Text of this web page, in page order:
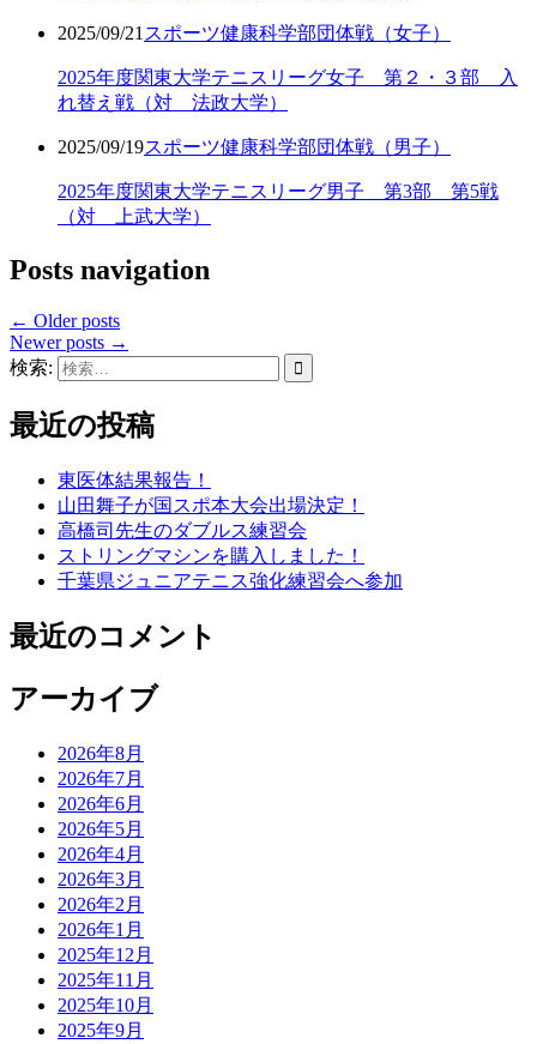
2025/09/21 スポーツ健康科学部団体戦（女子）
2025年度関東大学テニスリーグ女子 第２・３部 入
れ替え戦（対 法政大学）
2025/09/19スポーツ健康科学部団体戦（男子）
2025年度関東大学テニスリーグ男子 第3部 第5戦
（対 上武大学）
Posts navigation
← Older posts
Newer posts →
検索:
最近の投稿
東医体結果報告！
山田舞子が国スポ本大会出場決定！
高橋司先生のダブルス練習会
ストリングマシンを購入しました！
千葉県ジュニアテニス強化練習会へ参加
最近のコメント
アーカイブ
2026年8月
2026年7月
2026年6月
2026年5月
2026年4月
2026年3月
2026年2月
2026年1月
2025年12月
2025年11月
2025年10月
2025年9月